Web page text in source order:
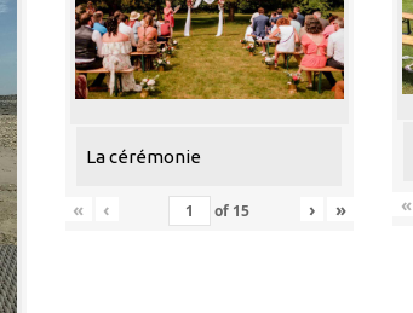
La cérémonie
« ‹ of 15 › » «